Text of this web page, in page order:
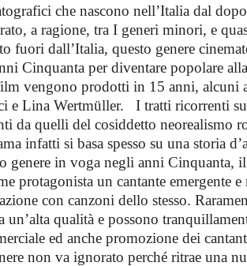
che nascono nell’Italia dal
a ragione, tra I generi minori, e
fuori dall’Italia, questo genere
Cinquanta per diventare popolare
vengono prodotti in 15 anni, alcuni
e Lina Wertmüller. I tratti ricorrenti su
da quelli del cosiddetto neorealismo
infatti si basa spesso su una storia
genere in voga negli anni Cinquanta,
protagonista un cantante emergente e
con canzoni dello stesso.
un’alta qualità e possono
ed anche promozione dei
non va ignorato perché ritrae una